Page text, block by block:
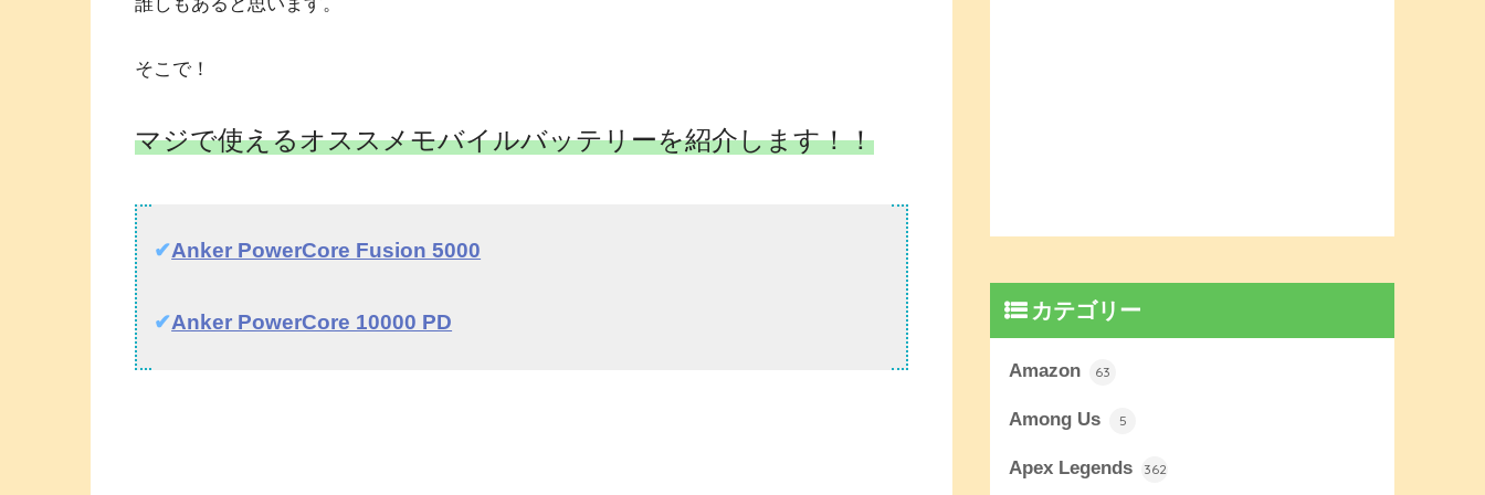
そこで！
マジで使えるオススメモバイルバッテリーを紹介します！！
✔︎Anker PowerCore Fusion 5000
✔︎Anker PowerCore 10000 PD カテゴリー
Amazon 63
Among Us 5
Apex Legends 362